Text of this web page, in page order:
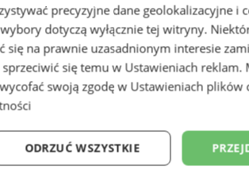
precyzyjne dane geolokalizacyjne i
dotyczą wyłącznie tej witryny.
się na prawnie uzasadnionym interesie
się temu w Ustawieniach reklam.
swoją zgodę w Ustawieniach plików
ODRZUĆ WSZYSTKIE